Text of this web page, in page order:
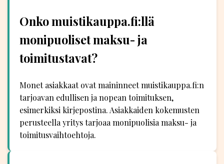
Onko muistikauppa.fi:llä
monipuoliset maksu- ja
toimitustavat?
Monet asiakkaat ovat maininneet muistikauppa.fi:n
tarjoavan edullisen ja nopean toimituksen,
esimerkiksi kirjepostina. Asiakkaiden kokemusten
perusteella yritys tarjoaa monipuolisia maksu- ja
toimitusvaihtoehtoja.